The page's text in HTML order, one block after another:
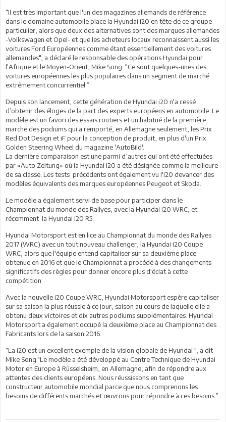
“Il est très important que l'un des magazines allemands de référence
dans le domaine automobile place la Hyundai i20 en tête de ce groupe
particulier, alors que deux des alternatives sont des marques allemandes
-Volkswagen et Opel- et que les acheteurs locaux reconnaissent aussi les
voitures Ford Européennes comme étant essentiellement des voitures
allemandes", a déclaré le responsable des opérations Hyundai pour
l'Afrique et le Moyen-Orient, Mike Song. "Ce sont quelques-unes des
voitures européennes les plus populaires dans un segment de marché
extrêmement concurrentiel.”
Depuis son lancement, cette génération de Hyundai i20 n'a cessé
d’obtenir des éloges de la part des experts européens en automobile. Le
modèle est un favori des essais routiers et un habitué de la première
marche des podiums qui a remporté, en Allemagne seulement, les Prix
Red Dot Design et iF pour la conception de produit, en plus d'un Prix
Golden Steering Wheel du magazine 'AutoBild'.
La dernière comparaison est une parmi d’autres qui ont été effectuées
par «Auto Zeitung» où la Hyundai i20 a été désignée comme la meilleure
de sa classe. Les tests précédents ont également vu l'i20 devancer des
modèles équivalents des marques européennes Peugeot et Skoda.
Le modèle a également servi de base pour participer dans le
Championnat du monde des Rallyes, avec la Hyundai i20 WRC, et
récemment la Hyundai i20 R5.
Hyundai Motorsport est en lice au Championnat du monde des Rallyes
2017 (WRC) avec un tout nouveau challenger, la Hyundai i20 Coupe
WRC, alors que l'équipe entend capitaliser sur sa deuxième place
obtenue en 2016 et que le Championnat a procédé à des changements
significatifs des règles pour donner encore plus d'éclat à cette
compétition.
Avec la nouvelle i20 Coupe WRC, Hyundai Motorsport espère capitaliser
sur sa saison la plus réussie à ce jour, saison au cours de laquelle elle a
obtenu deux victoires et dix autres podiums supplémentaires. Hyundai
Motorsport a également occupé la deuxième place au Championnat des
Fabricants lors de la saison 2016.
“La i20 est un excellent exemple de la vision globale de Hyundai ", a dit
Mike Song."Le modèle a été développé au Centre Technique de Hyundai
Motor en Europe à Rüsselsheim, en Allemagne, afin de répondre aux
attentes des clients européens. Nous réussissons en tant que
constructeur automobile mondial parce que nous comprenons les
besoins de différents marchés et œuvrons pour répondre à ces besoins.”